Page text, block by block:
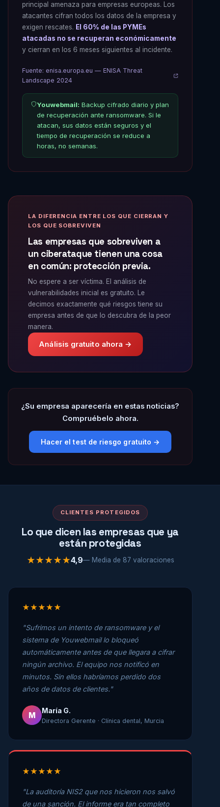
principal amenaza para empresas europeas. Los
atacantes cifran todos los datos de la empresa y
exigen rescates. El 60% de las PYMEs
atacadas no se recuperan económicamente
y cierran en los 6 meses siguientes al incidente.
Fuente: enisa.europa.eu — ENISA Threat
Landscape 2024
Youwebmail: Backup cifrado diario y plan
de recuperación ante ransomware. Si le
atacan, sus datos están seguros y el
tiempo de recuperación se reduce a
horas, no semanas.
LA DIFERENCIA ENTRE LOS QUE CIERRAN Y
LOS QUE SOBREVIVEN
Las empresas que sobreviven a
un ciberataque tienen una cosa
en común: protección previa.
No espere a ser víctima. El análisis de
vulnerabilidades inicial es gratuito. Le
decimos exactamente qué riesgos tiene su
empresa antes de que lo descubra de la peor
manera.
Análisis gratuito ahora →
¿Su empresa aparecería en estas noticias?
Compruébelo ahora.
Hacer el test de riesgo gratuito →
CLIENTES PROTEGIDOS
Lo que dicen las empresas que ya
están protegidas
★★★★★4,9— Media de 87 valoraciones
★★★★★
"Sufrimos un intento de ransomware y el
sistema de Youwebmail lo bloqueó
automáticamente antes de que llegara a cifrar
ningún archivo. El equipo nos notificó en
minutos. Sin ellos habríamos perdido dos
años de datos de clientes."
M
María G.
Directora Gerente · Clínica dental, Murcia
★★★★★
"La auditoría NIS2 que nos hicieron nos salvó
de una sanción. El informe era tan completo